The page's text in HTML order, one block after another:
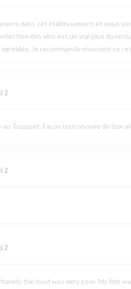
dans cet établissement et nous
des vins est un vrai plus du
Je recommande vivement ce
2
au Touquet. Façon bistronomie de bon
2
2
the food was very poor. My fish